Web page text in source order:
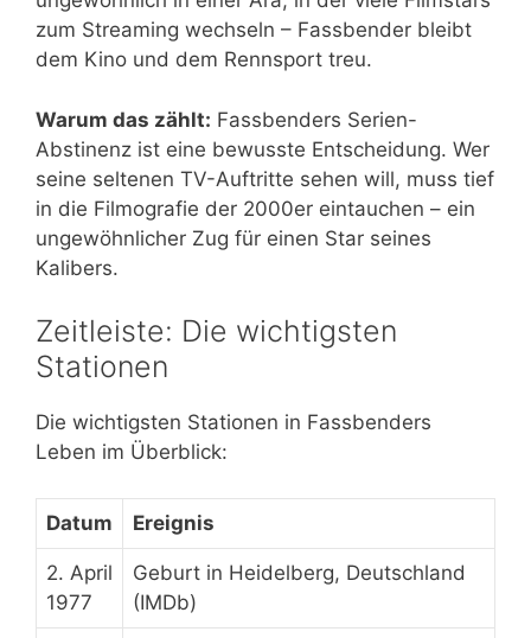
zum Streaming wechseln – Fassbender bleibt
dem Kino und dem Rennsport treu.
Warum das zählt: Fassbenders Serien-
Abstinenz ist eine bewusste Entscheidung. Wer
seine seltenen TV-Auftritte sehen will, muss tief
in die Filmografie der 2000er eintauchen – ein
ungewöhnlicher Zug für einen Star seines
Kalibers.
Zeitleiste: Die wichtigsten
Stationen
Die wichtigsten Stationen in Fassbenders
Leben im Überblick:
Datum Ereignis
2. April
1977
Geburt in Heidelberg, Deutschland
(IMDb)